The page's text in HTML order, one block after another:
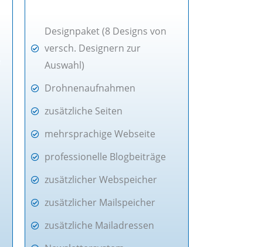
Designpaket (8 Designs von
versch. Designern zur
Auswahl)
Drohnenaufnahmen
zusätzliche Seiten
mehrsprachige Webseite
professionelle Blogbeiträge
zusätzlicher Webspeicher
zusätzlicher Mailspeicher
zusätzliche Mailadressen